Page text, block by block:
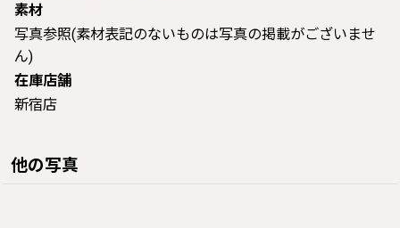
素材
写真参照(素材表記のないものは写真の掲載がございませ
ん)
在庫店舗
新宿店
他の写真